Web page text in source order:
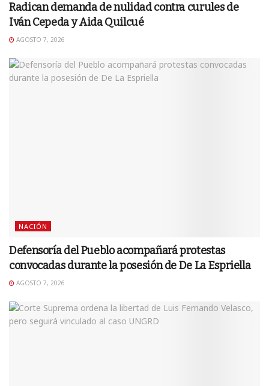
Radican demanda de nulidad contra curules de
Iván Cepeda y Aida Quilcué
AGOSTO 7, 2026
NACIÓN
Defensoría del Pueblo acompañará protestas
convocadas durante la posesión de De La Espriella
AGOSTO 7, 2026